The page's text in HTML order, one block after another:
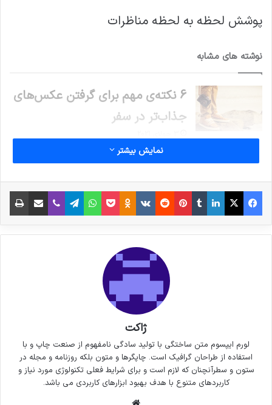
پوشش لحظه به لحظه مناظرات
نوشته های مشابه
6 نکته‌ی مهم برای گرفتن عکس‌های
جذاب‌تر در سفر
خداحافظی زود هنگام بازیکن تیم
ملی فوتسال از دنیای بازی
نمایش بیشتر
فیس بوک X لینکدین
‫تامبلر‫پین‌ترست
‫رددیت‫VKontakte
‫Odnoklassniki
پاکتواتس آپ تلگراموایبر اشتراک گذاری از طریق ایمیل
ژاکت
لورم ایپسوم متن ساختگی با تولید سادگی نامفهوم از صنعت چاپ و با
استفاده از طراحان گرافیک است. چاپگرها و متون بلکه روزنامه و مجله در
ستون و سطرآنچنان که لازم است و برای شرایط فعلی تکنولوژی مورد نیاز و
کاربردهای متنوع با هدف بهبود ابزارهای کاربردی می باشد.